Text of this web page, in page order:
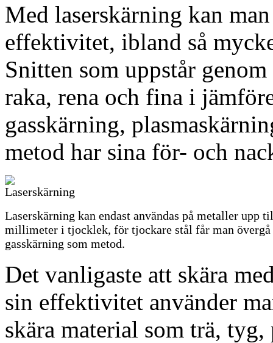
Med laserskärning kan
effektivitet, ibland så
Snitten som uppstår
raka, rena och fina i
gasskärning,
metod har sina för- och
Laserskärning kan endast användas på metaller upp
millimeter i tjocklek, för tjockare stål får man
gasskärning som metod.
Det vanligaste att skära
sin effektivitet använder
skära material som trä, tyg,